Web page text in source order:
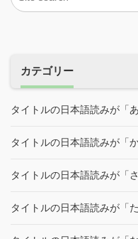
カテゴリー
タイトルの日本語読みが「
タイトルの日本語読みが「
タイトルの日本語読みが「
タイトルの日本語読みが「